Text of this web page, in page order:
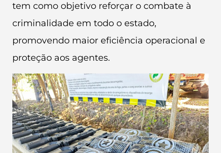
tem como objetivo reforçar o combate à
criminalidade em todo o estado,
promovendo maior eficiência operacional e
proteção aos agentes.